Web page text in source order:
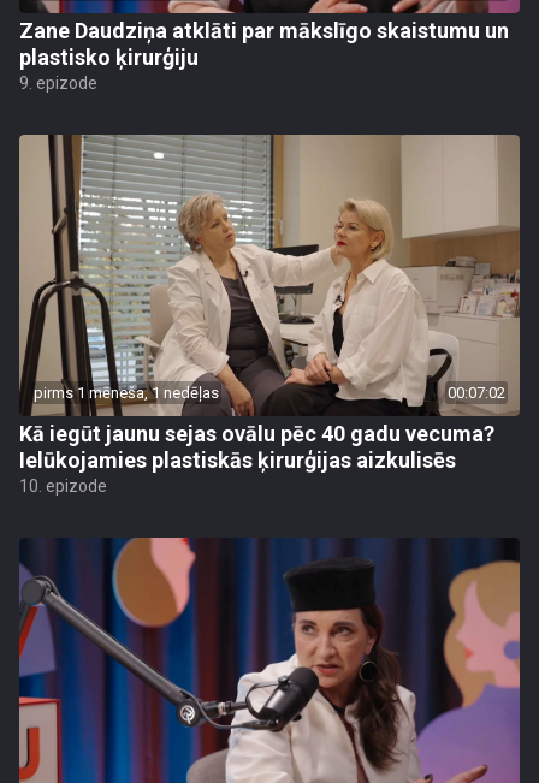
Zane Daudziņa atklāti par mākslīgo skaistumu un
plastisko ķirurģiju
9. epizode
pirms 1 mēneša, 1 nedēļas 00:07:02
Kā iegūt jaunu sejas ovālu pēc 40 gadu vecuma?
Ielūkojamies plastiskās ķirurģijas aizkulisēs
10. epizode